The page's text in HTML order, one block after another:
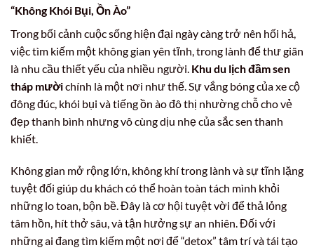
“Không Khói Bụi, Ồn Ào”
Trong bối cảnh cuộc sống hiện đại ngày càng trở nên hối hả,
việc tìm kiếm một không gian yên tĩnh, trong lành để thư giãn
là nhu cầu thiết yếu của nhiều người. Khu du lịch đầm sen
tháp mườichính là một nơi như thế. Sự vắng bóng của xe cộ
đông đúc, khói bụi và tiếng ồn ào đô thị nhường chỗ cho vẻ
đẹp thanh bình nhưng vô cùng dịu nhẹ của sắc sen thanh
khiết.
Không gian mở rộng lớn, không khí trong lành và sự tĩnh lặng
tuyệt đối giúp du khách có thể hoàn toàn tách mình khỏi
những lo toan, bộn bề. Đây là cơ hội tuyệt vời để thả lỏng
tâm hồn, hít thở sâu, và tận hưởng sự an nhiên. Đối với
những ai đang tìm kiếm một nơi để “detox” tâm trí và tái tạo